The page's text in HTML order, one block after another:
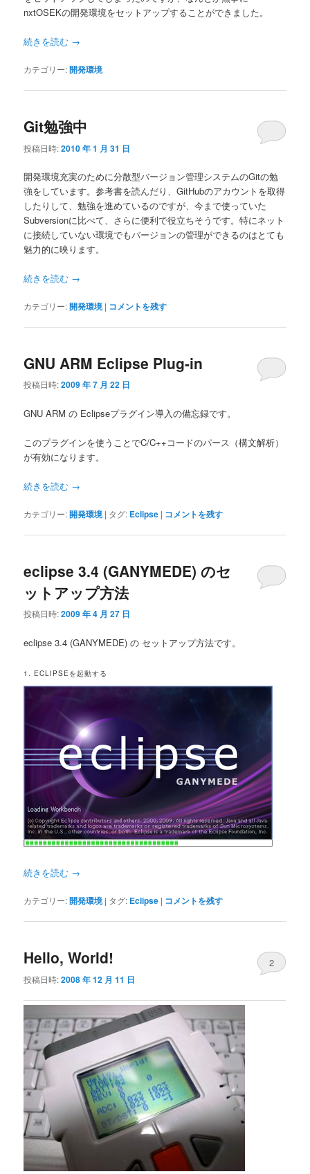
nxtOSEKの開発環境をセットアップすることができました。
続きを読む →
カテゴリー:開発環境
Git勉強中
投稿日時:2010 年 1 月 31 日
開発環境充実のために分散型バージョン管理システムのGitの勉
強をしています。参考書を読んだり、GitHubのアカウントを取得
したりして、勉強を進めているのですが、今まで使っていた
Subversionに比べて、さらに便利で役立ちそうです。特にネット
に接続していない環境でもバージョンの管理ができるのはとても
魅力的に映ります。
続きを読む →
カテゴリー:開発環境 | コメントを残す
GNU ARM Eclipse Plug-in
投稿日時:2009 年 7 月 22 日
GNU ARM の Eclipseプラグイン導入の備忘録です。
このプラグインを使うことでC/C++コードのパース（構文解析）
が有効になります。
続きを読む →
カテゴリー:開発環境 | タグ: Eclipse | コメントを残す
eclipse 3.4 (GANYMEDE) のセ
ットアップ方法
投稿日時:2009 年 4 月 27 日
eclipse 3.4 (GANYMEDE) の セットアップ方法です。
1. ECLIPSEを起動する
続きを読む →
カテゴリー:開発環境 | タグ: Eclipse | コメントを残す
Hello, World!
投稿日時:2008 年 12 月 11 日
2